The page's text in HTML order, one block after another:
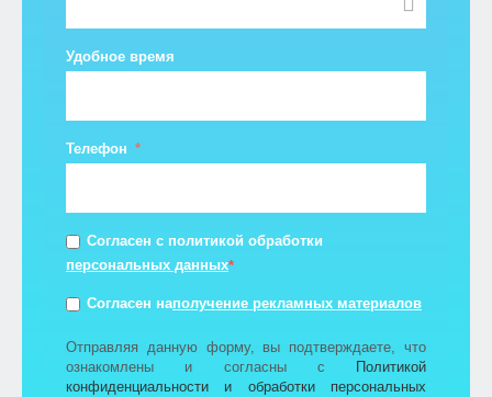
Удобное время
Телефон
Согласен с политикой обработки
персональных данных*
Согласен наполучение рекламных материалов
Отправляя данную форму, вы подтверждаете, что
ознакомлены и согласны с
Политикой
конфиденциальности и обработки персональных